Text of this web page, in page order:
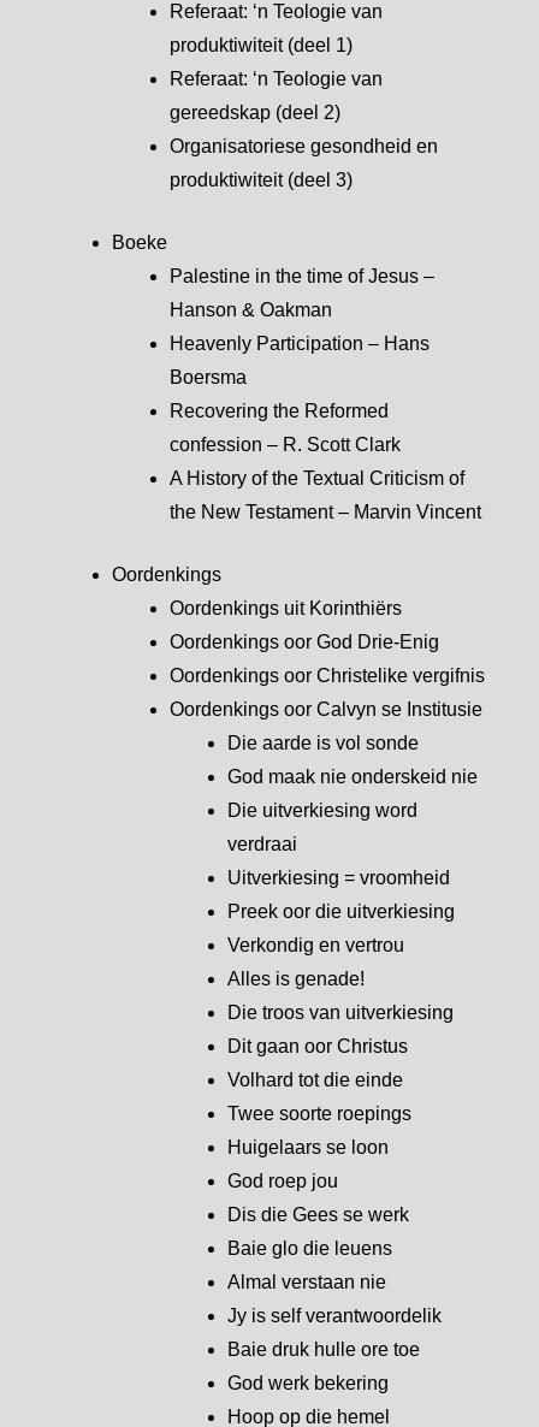
Referaat: ‘n Teologie van
produktiwiteit (deel 1)
Referaat: ‘n Teologie van
gereedskap (deel 2)
Organisatoriese gesondheid en
produktiwiteit (deel 3)
Boeke
Palestine in the time of Jesus –
Hanson & Oakman
Heavenly Participation – Hans
Boersma
Recovering the Reformed
confession – R. Scott Clark
A History of the Textual Criticism of
the New Testament – Marvin Vincent
Oordenkings
Oordenkings uit Korinthiërs
Oordenkings oor God Drie-Enig
Oordenkings oor Christelike vergifnis
Oordenkings oor Calvyn se Institusie
Die aarde is vol sonde
God maak nie onderskeid nie
Die uitverkiesing word
verdraai
Uitverkiesing = vroomheid
Preek oor die uitverkiesing
Verkondig en vertrou
Alles is genade!
Die troos van uitverkiesing
Dit gaan oor Christus
Volhard tot die einde
Twee soorte roepings
Huigelaars se loon
God roep jou
Dis die Gees se werk
Baie glo die leuens
Almal verstaan nie
Jy is self verantwoordelik
Baie druk hulle ore toe
God werk bekering
Hoop op die hemel